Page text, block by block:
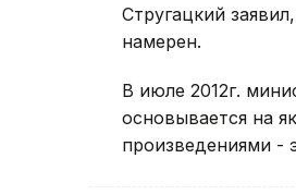
Стругацкий
намерен.
В июле 2012г.
основывается на
произведениями -